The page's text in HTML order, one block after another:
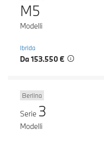
M5
Modelli
Ibrida
Da 153.550 €
Berlina
Serie 3
Modelli